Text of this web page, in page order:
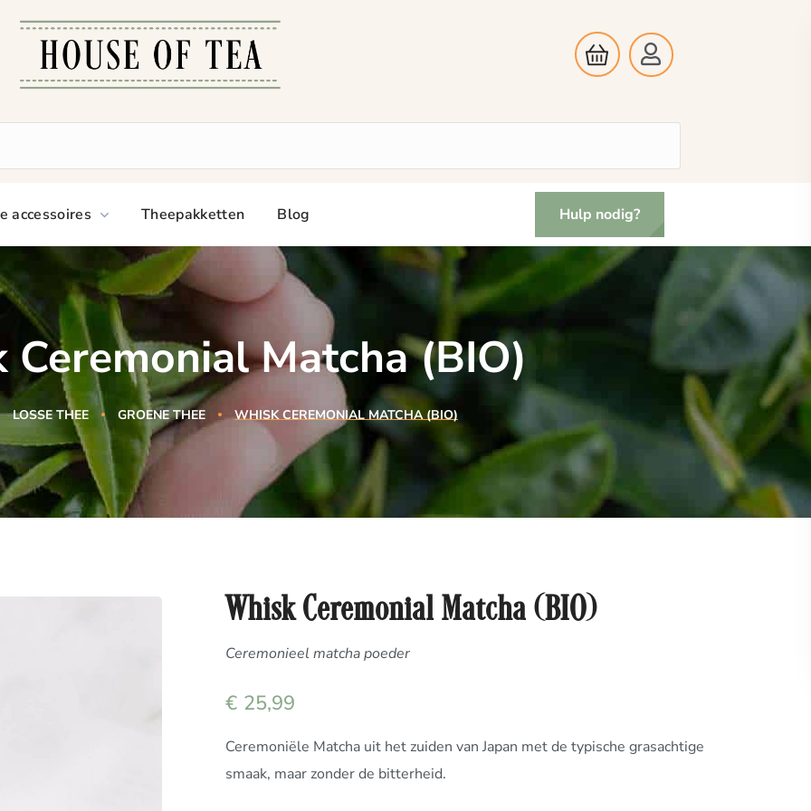
accessoires Theepakketten Blog Hulp nodig?
Matcha (BIO)
LOSSE THEE GROENE THEE WHISK CEREMONIAL MATCHA (BIO)
Whisk Ceremonial Matcha (BIO)
Ceremonieel matcha poeder
€ 25,99
Ceremoniële Matcha uit het zuiden van Japan met de typische grasachtige
smaak, maar zonder de bitterheid.